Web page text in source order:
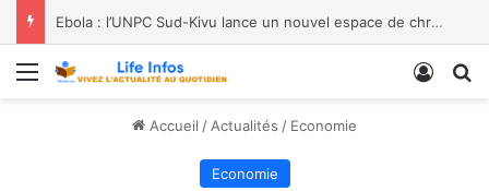
Menu
Accueil / Actualités / Economie
Economie